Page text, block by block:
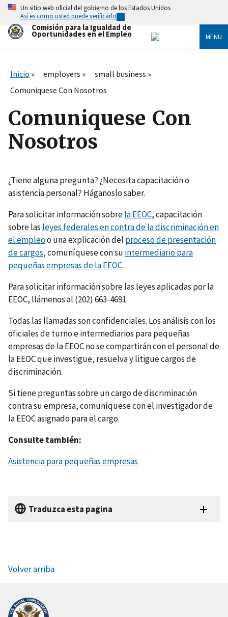
Skip
main
content
Un sitio web oficial del gobierno de los Estados Unidos
Así es como usted puede verificarlo
Comisión para la Igualdad de
Oportunidades en el Empleo MENU
Inicio employers
small business
Comuniquese Con Nosotros
Comuniquese Con
Nosotros
¿Tiene alguna pregunta? ¿Necesita capacitación o
asistencia personal? Háganoslo saber.
Para solicitar información sobrela EEOC, capacitación
sobre las leyes federales en contra de la discriminación en
el empleoo una explicación del proceso de presentación
de cargos, comuníquese con su intermediario para
pequeñas empresas de la EEOC.
Para solicitar información sobre las leyes aplicadas por la
EEOC, llámenos al (202) 663-4691.
Todas las llamadas son confidenciales. Los análisis con los
oficiales de turno e intermediarios para pequeñas
empresas de la EEOC no se compartirán con el personal de
la EEOC que investigue, resuelva y litigue cargos de
discriminación.
Si tiene preguntas sobre un cargo de discriminación
contra su empresa, comuníquese con el investigador de
la EEOC asignado para el cargo.
Consulte también:
Asistencia para pequeñas empresas
Traduzca esta pagina
Volver arriba